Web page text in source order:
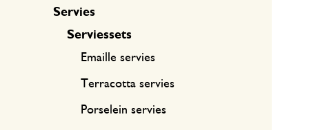
Servies
Serviessets
Emaille servies
Terracotta servies
Porselein servies